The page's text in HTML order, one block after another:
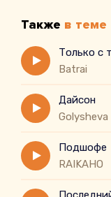
Также в теме
Только с
Batrai
Дайсон
Golysheva
Подшофе
RAIKAHO